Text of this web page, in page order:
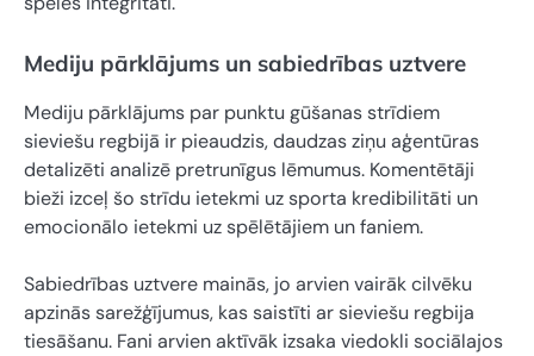
Mediju pārklājums un sabiedrības uztvere
Mediju pārklājums par punktu gūšanas strīdiem
sieviešu regbijā ir pieaudzis, daudzas ziņu aģentūras
detalizēti analizē pretrunīgus lēmumus. Komentētāji
bieži izceļ šo strīdu ietekmi uz sporta kredibilitāti un
emocionālo ietekmi uz spēlētājiem un faniem.
Sabiedrības uztvere mainās, jo arvien vairāk cilvēku
apzinās sarežģījumus, kas saistīti ar sieviešu regbija
tiesāšanu. Fani arvien aktīvāk izsaka viedokli sociālajos